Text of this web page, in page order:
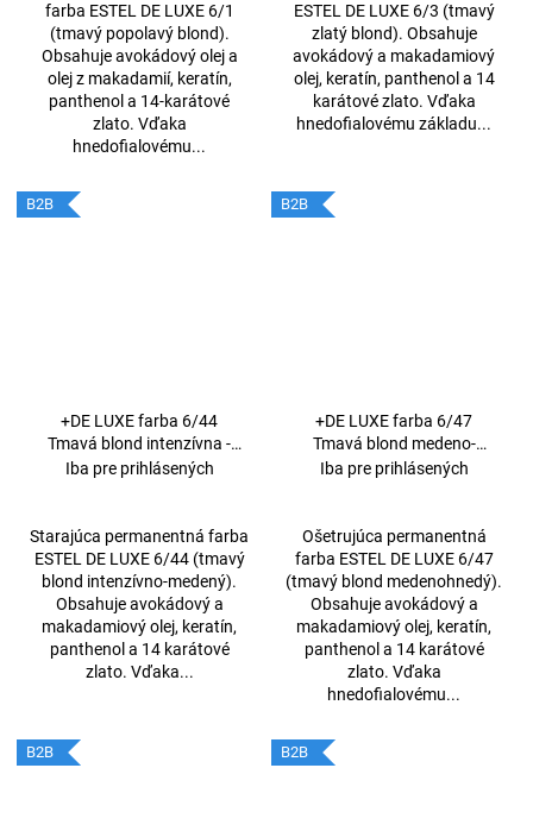
farba ESTEL DE LUXE 6/1
(tmavý popolavý blond).
Obsahuje avokádový olej a
olej z makadamií, keratín,
panthenol a 14-karátové
zlato. Vďaka
hnedofialovému...
ESTEL DE LUXE 6/3 (tmavý
zlatý blond). Obsahuje
avokádový a makadamiový
olej, keratín, panthenol a 14
karátové zlato. Vďaka
hnedofialovému základu...
B2B
+DE LUXE farba 6/44
Tmavá blond intenzívna -
medená 60ml
Iba pre prihlásených
Starajúca permanentná farba
ESTEL DE LUXE 6/44 (tmavý
blond intenzívno-medený).
Obsahuje avokádový a
makadamiový olej, keratín,
panthenol a 14 karátové
zlato. Vďaka...
B2B
+DE LUXE farba 6/47
Tmavá blond medeno-
hnedá 60ml
Iba pre prihlásených
Ošetrujúca permanentná
farba ESTEL DE LUXE 6/47
(tmavý blond medenohnedý).
Obsahuje avokádový a
makadamiový olej, keratín,
panthenol a 14 karátové
zlato. Vďaka
hnedofialovému...
B2B B2B